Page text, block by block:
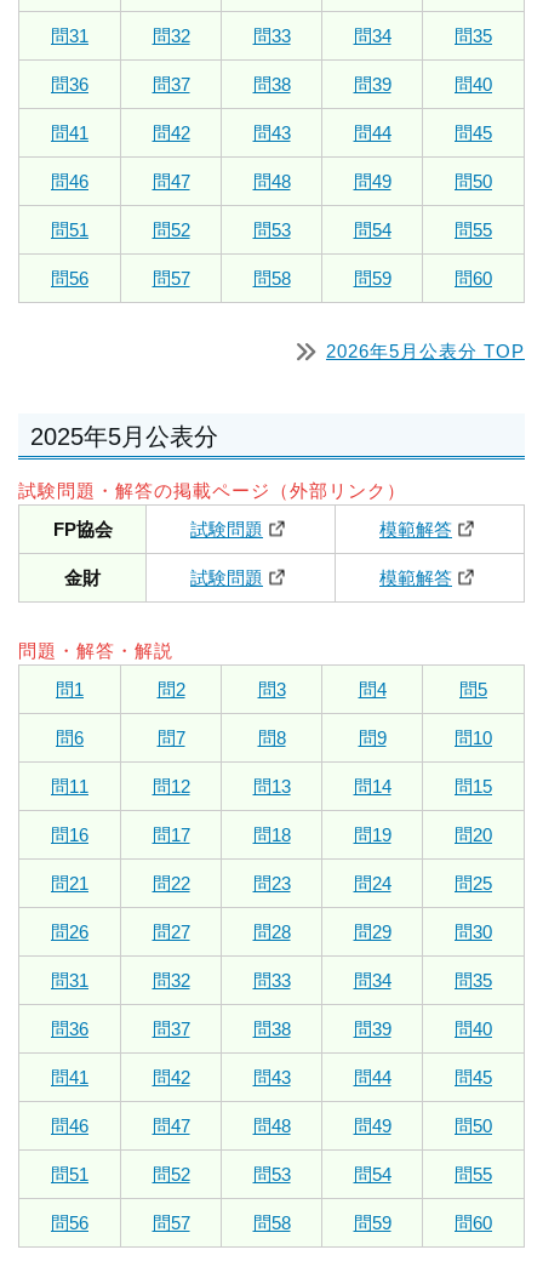
問31 問32 問33 問34 問35
問36 問37 問38 問39 問40
問41 問42 問43 問44 問45
問46 問47 問48 問49 問50
問51 問52 問53 問54 問55
問56 問57 問58 問59 問60
2026年5月公表分 TOP
2025年5月公表分
試験問題・解答の掲載ページ（外部リンク）
FP協会
試験問題 模範解答
金財 試験問題 模範解答
問題・解答・解説
問1
問2 問3 問4 問5
問6 問7 問8 問9 問10
問11 問12 問13 問14 問15
問16 問17 問18 問19 問20
問21 問22 問23 問24 問25
問26 問27 問28 問29 問30
問31 問32 問33 問34 問35
問36 問37 問38 問39 問40
問41 問42 問43 問44 問45
問46 問47 問48 問49 問50
問51 問52 問53 問54 問55
問56 問57 問58 問59 問60